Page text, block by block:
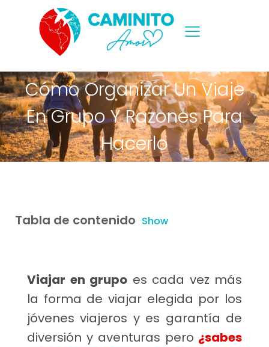
Cómo Organizar Un Viaje
En Grupo Y Razones Para
Hacerlo
Tabla de contenido Show
Viajar en grupo es cada vez más
la forma de viajar elegida por los
jóvenes viajeros y es garantía de
diversión y aventuras pero ¿sabes